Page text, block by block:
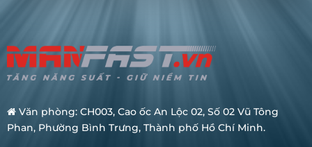
Văn phòng: CH003, Cao ốc An Lộc 02, Số 02 Vũ Tông
Phan, Phường Bình Trưng, Thành phố Hồ Chí Minh.